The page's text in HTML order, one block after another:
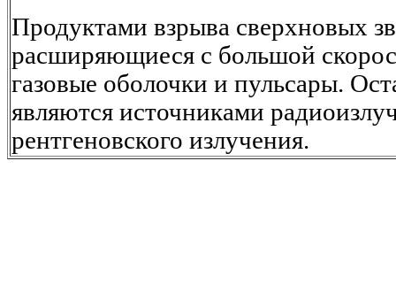
Продуктами взрыва сверхновых
расширяющиеся с большой
газовые оболочки и пульсары.
являются источниками
рентгеновского излучения.